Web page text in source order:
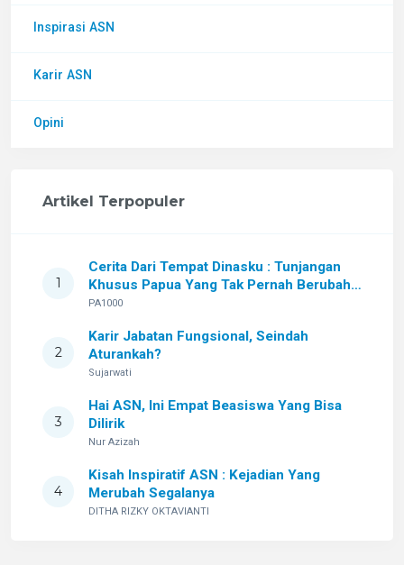
Inspirasi ASN
Karir ASN
Opini
Artikel Terpopuler
1
Cerita Dari Tempat Dinasku : Tunjangan
Khusus Papua Yang Tak Pernah Berubah
Setelah Sekian Lama
PA1000
2
Karir Jabatan Fungsional, Seindah
Aturankah?
Sujarwati
3
Hai ASN, Ini Empat Beasiswa Yang Bisa
Dilirik
Nur Azizah
4
Kisah Inspiratif ASN : Kejadian Yang
Merubah Segalanya
DITHA RIZKY OKTAVIANTI